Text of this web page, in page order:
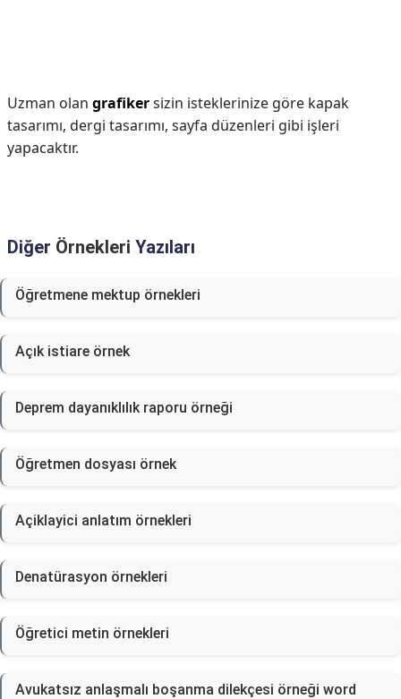
Uzman olan grafikersizin isteklerinize göre kapak
tasarımı, dergi tasarımı, sayfa düzenleri gibi işleri
yapacaktır.
Diğer Örnekleri Yazıları
Öğretmene mektup örnekleri
Açık istiare örnek
Deprem dayanıklılık raporu örneği
Öğretmen dosyası örnek
Açiklayici anlatım örnekleri
Denatürasyon örnekleri
Öğretici metin örnekleri
Avukatsız anlaşmalı boşanma dilekçesi örneği word